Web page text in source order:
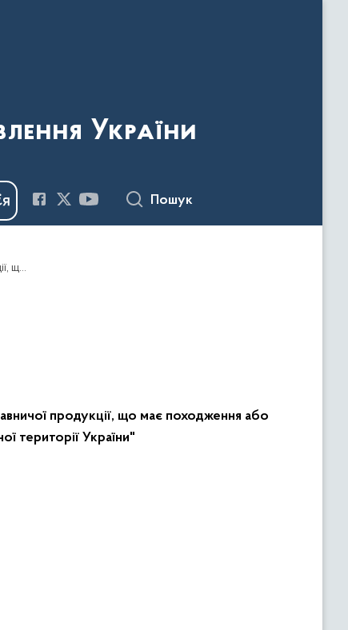
України
Пошук
Наказ Держкомтелерадіо від 21.05.2021 № 233 "Про надання відмови у видачі дозволів на ввезення видавничої продукції, що має походження або виготовлена та/або ввозиться з території держави-агресора, тимчасово окупованої території України"
продукції, що має походження або
території України"